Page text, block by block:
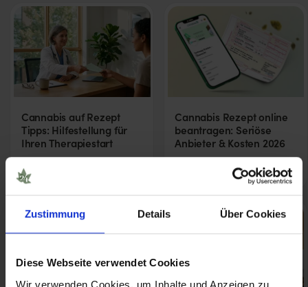
Zustimmung Details Über Cookies
Diese Webseite verwendet Cookies
Wir verwenden Cookies, um Inhalte und Anzeigen zu
Cannabis auf Rezept
Tipps: Hilfestellung für
Ihren Therapiestart
Cannabis Rezept online
beantragen: Seriöse
Anbieter & Kosten 2026